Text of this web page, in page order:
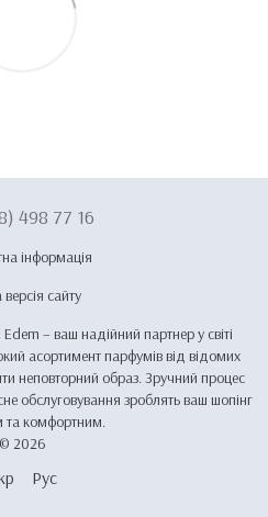
498 77 16
інформація
сайту
– ваш надійний партнер у світі
асортимент парфумів від відомих
неповторний образ. Зручний процес
обслуговування зроблять ваш шопінг
та комфортним.
© 2026
Рус